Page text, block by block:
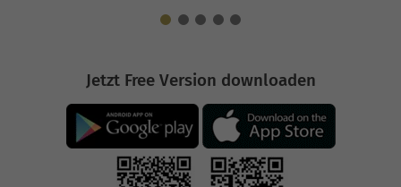
Jetzt Free Version downloaden